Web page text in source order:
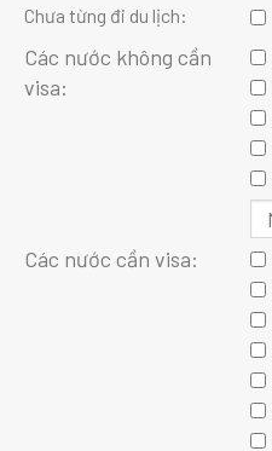
Chưa từng đi du lịch:
Các nước không cần
visa:
Các nước cần visa: